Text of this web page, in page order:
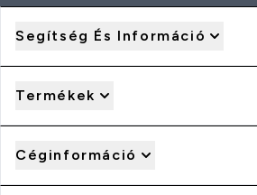
Segítség És Információ
Termékek
Céginformáció